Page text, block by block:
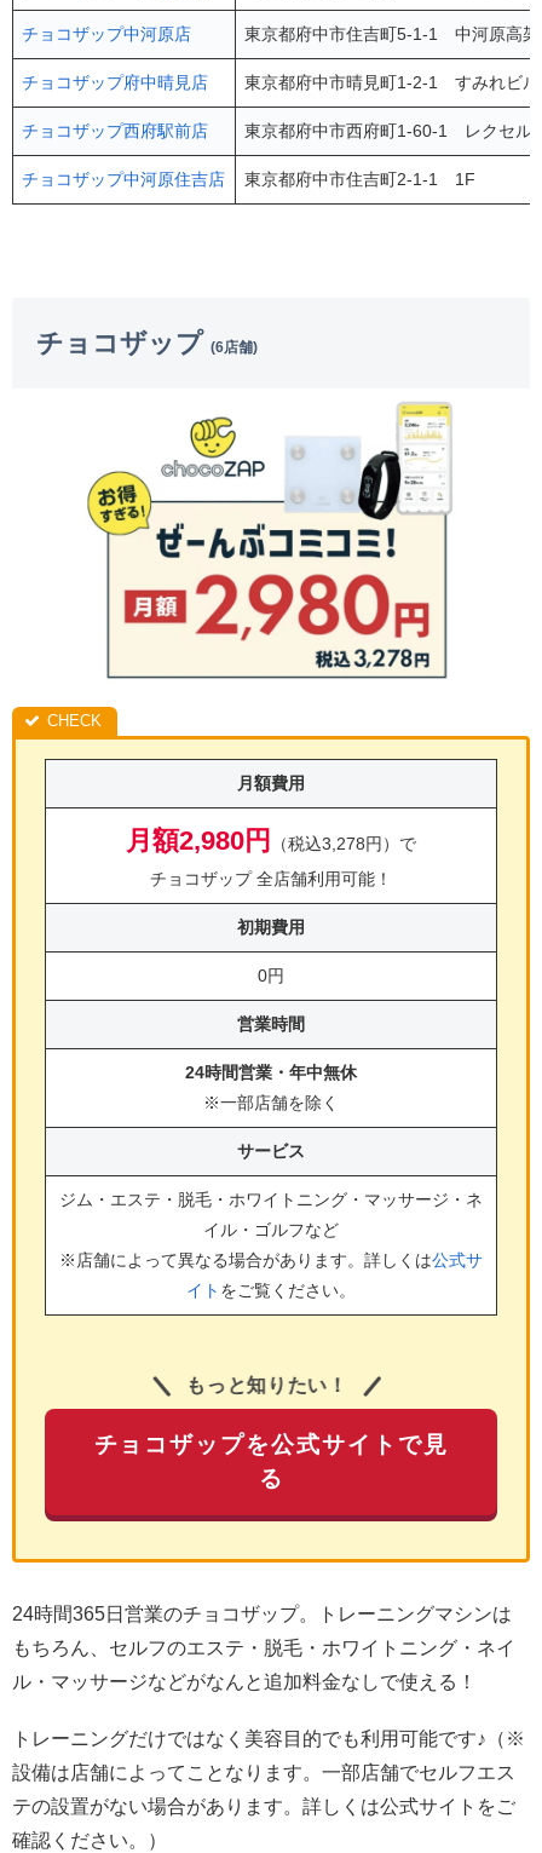
チョコザップ中河原店 東京都府中市住吉町5-1-1 中河原高
チョコザップ府中晴見店 東京都府中市晴見町1-2-1 すみれビ
チョコザップ西府駅前店 東京都府中市西府町1-60-1 レクセ
チョコザップ中河原住吉店 東京都府中市住吉町2-1-1 1F
チョコザップ (6店舗)
月額費用
月額2,980円
（税込3,278円）で
チョコザップ 全店舗利用可能！
初期費用
0円
営業時間
24時間営業・年中無休
※一部店舗を除く
サービス
ジム・エステ・脱毛・ホワイトニング・マッサージ・ネ
イル・ゴルフなど
※店舗によって異なる場合があります。詳しくは公式サ
イト をご覧ください。
もっと知りたい！
チョコザップを公式サイトで見
る
24時間365日営業のチョコザップ。トレーニングマシンは
もちろん、セルフのエステ・脱毛・ホワイトニング・ネイ
ル・マッサージなどがなんと追加料金なしで使える！
トレーニングだけではなく美容目的でも利用可能です♪（※
設備は店舗によってことなります。一部店舗でセルフエス
テの設置がない場合があります。詳しくは公式サイトをご
確認ください。）